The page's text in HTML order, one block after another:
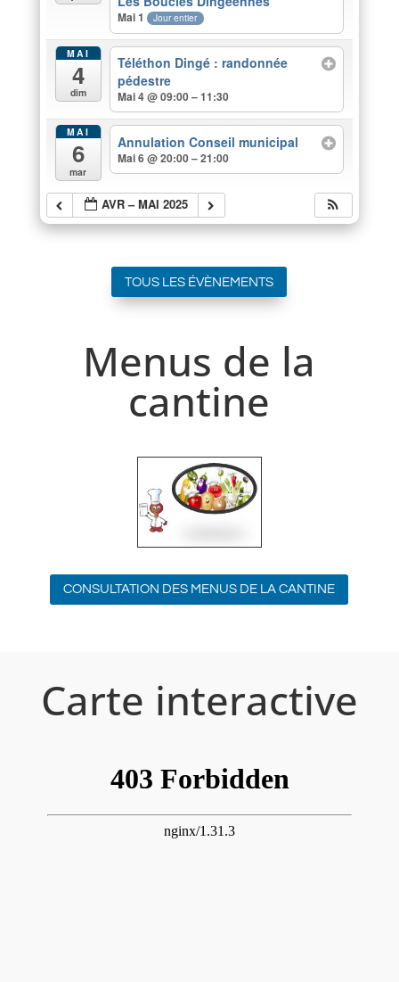
Mai 1 Jour entier
MAI
4
dim
Téléthon Dingé : randonnée
pédestre
Mai 4 @ 09:00 – 11:30
MAI
6
mar
Annulation Conseil municipal
Mai 6 @ 20:00 – 21:00
AVR – MAI 2025
TOUS LES ÉVÈNEMENTS
Menus de la
cantine
CONSULTATION DES MENUS DE LA CANTINE
Carte interactive